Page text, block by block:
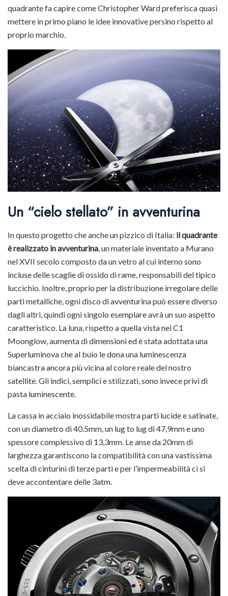
quadrante fa capire come Christopher Ward preferisca quasi
mettere in primo piano le idee innovative persino rispetto al
proprio marchio.
Un “cielo stellato” in avventurina
In questo progetto che anche un pizzico di Italia: il quadrante
è realizzato in avventurina, un materiale inventato a Murano
nel XVII secolo composto da un vetro al cui interno sono
incluse delle scaglie di ossido di rame, responsabili del tipico
luccichio. Inoltre, proprio per la distribuzione irregolare delle
parti metalliche, ogni disco di avventurina può essere diverso
dagli altri, quindi ogni singolo esemplare avrà un suo aspetto
caratteristico. La luna, rispetto a quella vista nel C1
Moonglow, aumenta di dimensioni ed è stata adottata una
Superluminova che al buio le dona una luminescenza
biancastra ancora più vicina al colore reale del nostro
satellite. Gli indici, semplici e stilizzati, sono invece privi di
pasta luminescente.
La cassa in acciaio inossidabile mostra parti lucide e satinate,
con un diametro di 40.5mm, un lug to lug di 47,9mm e uno
spessore complessivo di 13,3mm. Le anse da 20mm di
larghezza garantiscono la compatibilità con una vastissima
scelta di cinturini di terze parti e per l’impermeabilità ci si
deve accontentare delle 3atm.